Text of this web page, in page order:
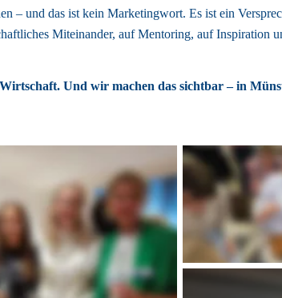
– und das ist kein Marketingwort. Es ist ein
Miteinander, auf Mentoring, auf Inspiration
Und wir machen das sichtbar – in